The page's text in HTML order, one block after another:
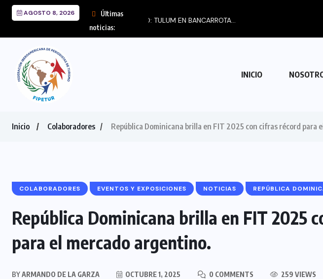
AGOSTO 8, 2026
Últimas
noticias:
LOVE IGUASSU TRANSFORMA FOZ DO IGUAÇU EN
INICIO
Inicio Colaboradores República Dominicana brilla en FIT 2025 con cifras récord para
COLABORADORES EVENTOS Y EXPOSICIONES NOTICIAS REPÚBLICA
República Dominicana brilla en FIT 2025
para el mercado argentino.
BYARMANDO DE LA GARZA OCTUBRE 1, 2025 0 COMMENTS 259 VIEWS